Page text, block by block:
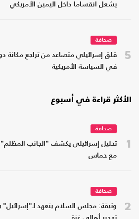
يشعل انقساما داخل اليمين الأمريكي
5
صحافة
قلق إسرائيلي متصاعد من تراجع مكانة
في السياسة الأمريكية
الأكثر قراءة في أسبوع
1
صحافة
تحليل إسرائيلي يكشف "الجانب المظلم"
مع حماس
2
صحافة
وثيقة: مجلس السلام يتعهد لـ"إسرائيل"